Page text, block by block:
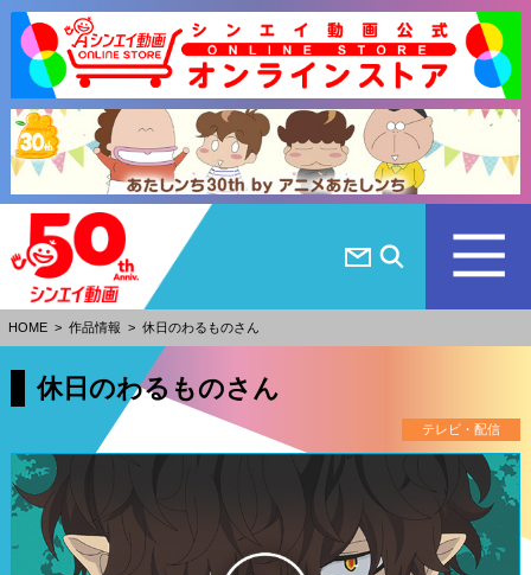
HOME > 作品情報 > 休日のわるものさん
休日のわるものさん
テレビ・配信